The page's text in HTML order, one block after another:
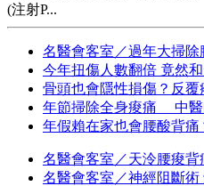
(注射P...
名醫會客室／過年大掃除
今年扭傷人數翻倍 竟然
骨頭也會隱性損傷？反
年節掃除全身痠痛 中醫
年假賴在家也會腰酸背
名醫會客室／天泠腰痠
名醫會客室／神經阻斷術